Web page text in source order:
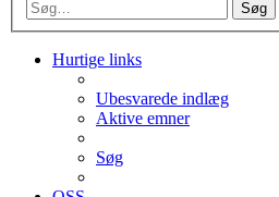
Søg
Hurtige links
Ubesvarede indlæg
Aktive emner
Søg